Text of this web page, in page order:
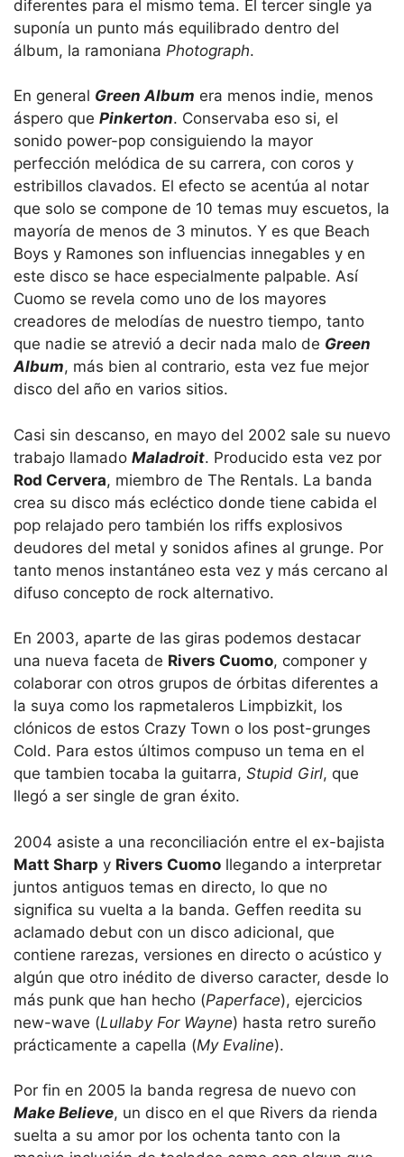
diferentes para el mismo tema. El tercer single ya
suponía un punto más equilibrado dentro del
álbum, la ramoniana Photograph.
En general Green Album era menos indie, menos
áspero que Pinkerton. Conservaba eso si, el
sonido power-pop consiguiendo la mayor
perfección melódica de su carrera, con coros y
estribillos clavados. El efecto se acentúa al notar
que solo se compone de 10 temas muy escuetos, la
mayoría de menos de 3 minutos. Y es que Beach
Boys y Ramones son influencias innegables y en
este disco se hace especialmente palpable. Así
Cuomo se revela como uno de los mayores
creadores de melodías de nuestro tiempo, tanto
que nadie se atrevió a decir nada malo de Green
Album, más bien al contrario, esta vez fue mejor
disco del año en varios sitios.
Casi sin descanso, en mayo del 2002 sale su nuevo
trabajo llamado Maladroit. Producido esta vez por
Rod Cervera, miembro de The Rentals. La banda
crea su disco más ecléctico donde tiene cabida el
pop relajado pero también los riffs explosivos
deudores del metal y sonidos afines al grunge. Por
tanto menos instantáneo esta vez y más cercano al
difuso concepto de rock alternativo.
En 2003, aparte de las giras podemos destacar
una nueva faceta de Rivers Cuomo, componer y
colaborar con otros grupos de órbitas diferentes a
la suya como los rapmetaleros Limpbizkit, los
clónicos de estos Crazy Town o los post-grunges
Cold. Para estos últimos compuso un tema en el
que tambien tocaba la guitarra, Stupid Girl, que
llegó a ser single de gran éxito.
2004 asiste a una reconciliación entre el ex-bajista
Matt Sharp y Rivers Cuomo llegando a interpretar
juntos antiguos temas en directo, lo que no
significa su vuelta a la banda. Geffen reedita su
aclamado debut con un disco adicional, que
contiene rarezas, versiones en directo o acústico y
algún que otro inédito de diverso caracter, desde lo
más punk que han hecho (Paperface), ejercicios
new-wave (Lullaby For Wayne) hasta retro sureño
prácticamente a capella (My Evaline).
Por fin en 2005 la banda regresa de nuevo con
Make Believe, un disco en el que Rivers da rienda
suelta a su amor por los ochenta tanto con la